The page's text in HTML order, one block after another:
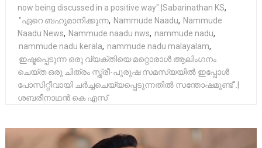
now being discussed in a positive way".|Sabarinathan KS,
"ഏറെ ബഹുമാനിക്കുന്ന, Nammude Naadu, Nammude
Naadu News, Nammude naadu nws, nammude nadu,
nammude nadu kerala, nammude nadu malayalam,
ഇഷ്ടപ്പെടുന്ന ഒരു വ്യക്‌തിയെ മറ്റൊരാൾ ആലിംഗനം
ചെയ്ത ഒരു ചിത്രം സ്ത്രീ-പുരുഷ സമസ്യയിൽ ഇപ്പോൾ
പോസിറ്റീവായി ചർച്ചചെയ്യപ്പെടുന്നതിൽ സന്തോഷമുണ്ട്".|
ശബരീനാഥൻ കെ എസ്